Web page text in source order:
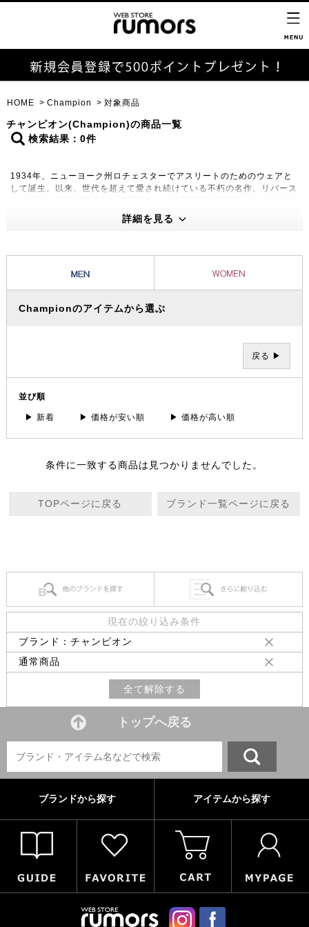
HOME Champion 対象商品
チャンピオン(Champion)の商品一覧
検索結果：0件
1934年、ニューヨーク州ロチェスターでアスリートのためのウェアと
して誕生。以来、世代を超えて愛され続けている不朽の名作、リバース
が横縮み防止と動きやすさを実現。著名ブランドとのスペシャルなコラ
ボレートアイテムをリリースするなど、今もなお幅広い層に支持を受け
詳細を見る
Championのアイテムから選ぶ
戻る ▶
並び順
▶ 新着 ▶ 価格が安い順 ▶ 価格が高い順
条件に一致する商品は見つかりませんでした。
TOPページに戻る ブランド一覧ページに戻る
現在の絞り込み条件
ブランド：チャンピオン
通常商品
全て解除する
トップへ戻る
ブランドから探す アイテムから探す